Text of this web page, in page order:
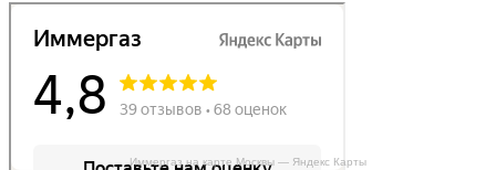
Иммергаз на карте Москвы — Яндекс Карты